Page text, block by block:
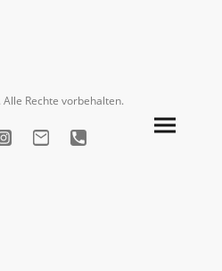
Rechte vorbehalten.